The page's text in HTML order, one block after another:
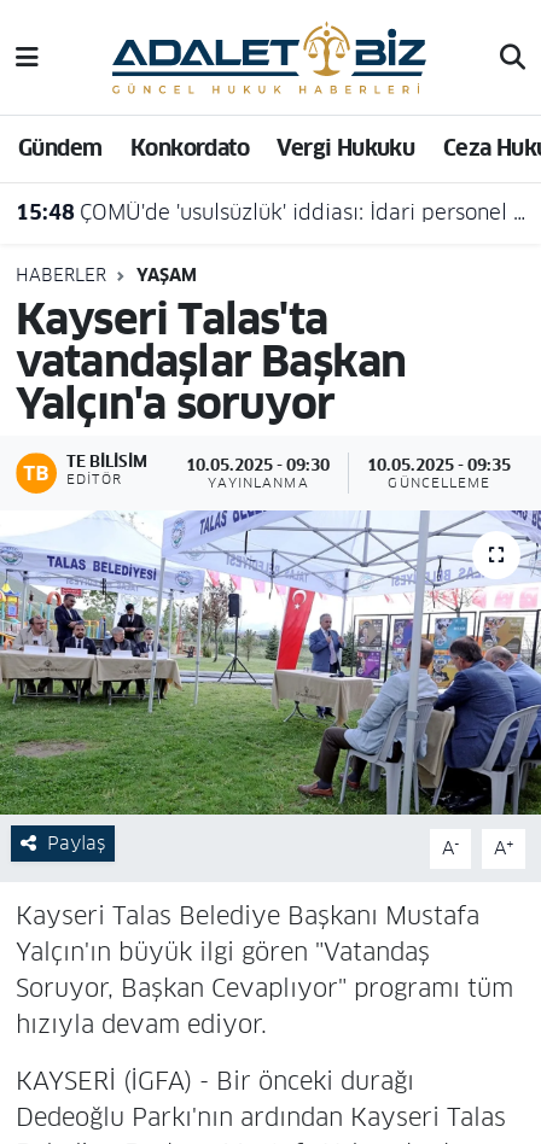
Gündem Konkordato Vergi Hukuku Ceza
15:48 ÇOMÜ'de 'usulsüzlük' iddiası: İdari personel açığa alındı
HABERLER YAŞAM
Kayseri Talas'ta
vatandaşlar Başkan
Yalçın'a soruyor
TE BILISIM
EDITÖR
10.05.2025 - 09:30
YAYINLANMA
10.05.2025 - 09:35
GÜNCELLEME
Paylaş A- A+
Kayseri Talas Belediye Başkanı Mustafa
Yalçın'ın büyük ilgi gören "Vatandaş
Soruyor, Başkan Cevaplıyor" programı tüm
hızıyla devam ediyor.
KAYSERİ (İGFA) - Bir önceki durağı
Dedeoğlu Parkı'nın ardından Kayseri Talas
Hava Durumu
Trafik Durumu
Süper Lig Puan Durumu ve Fikstür
Tüm Manşetler
Son Dakika Haberleri
Haber Arşivi